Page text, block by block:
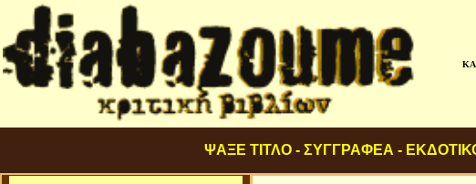
ΨΑΞΕ ΤΙΤΛΟ - ΣΥΓΓΡΑΦΕΑ -